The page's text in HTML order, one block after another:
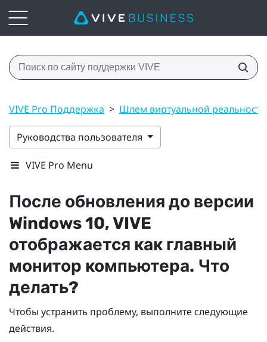
VIVE Pro Поддержка > Шлем виртуальной
Руководства пользователя
VIVE Pro Menu
После обновления до версии
Windows10,VIVE
отображается как главный
монитор компьютера. Что
делать?
Чтобы устранить проблему, выполните следующие
действия.